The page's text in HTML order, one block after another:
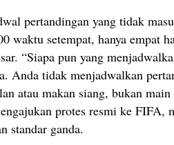
pertandingan yang tidak
waktu setempat, hanya empat
“Siapa pun yang
Anda tidak menjadwalkan
atau makan siang, bukan
protes resmi ke FIFA,
standar ganda.